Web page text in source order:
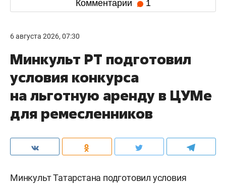
Комментарии 1
6 августа 2026, 07:30
Минкульт РТ подготовил
условия конкурса
на льготную аренду в ЦУМе
для ремесленников
Минкульт Татарстана подготовил условия